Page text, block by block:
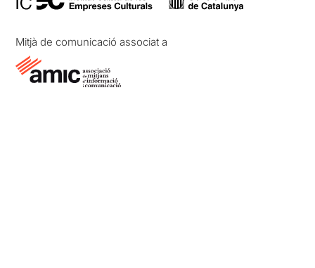
Mitjà de comunicació associat a